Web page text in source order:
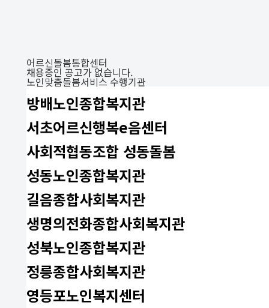
어르신돌봄통합센터
채용중인 공고가 없습니다.
노인맞춤돌봄서비스 수행기관
방배노인종합복지관
서초어르신행복e음센터
사회적협동조합 성동돌봄
성동노인종합복지관
길음종합사회복지관
생명의전화종합사회복지관
성북노인종합복지관
정릉종합사회복지관
영등포노인복지센터